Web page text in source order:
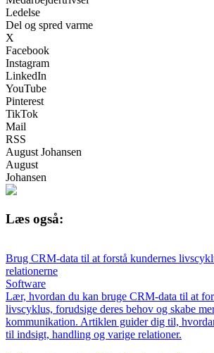
Ledelse
Del og spred varme
X
Facebook
Instagram
LinkedIn
YouTube
Pinterest
TikTok
Mail
RSS
August Johansen
August
Johansen
Læs også:
Brug CRM-data til at forstå kundernes
relationerne
Software
Lær, hvordan du kan bruge CRM-data til at
livscyklus, forudsige deres behov og skabe
kommunikation. Artiklen guider dig til,
til indsigt, handling og varige relationer.